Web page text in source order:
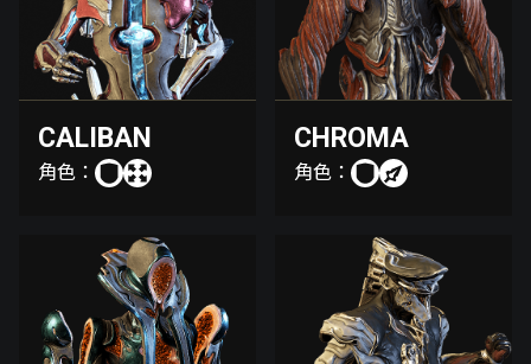
CALIBAN
角色：
CHROMA
角色：